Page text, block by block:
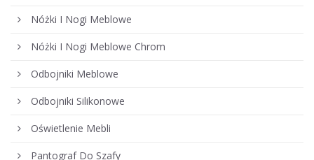
Nóżki I Nogi Meblowe
Nóżki I Nogi Meblowe Chrom
Odbojniki Meblowe
Odbojniki Silikonowe
Oświetlenie Mebli
Pantograf Do Szafy